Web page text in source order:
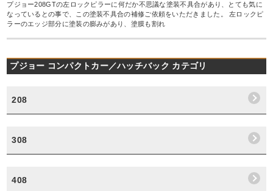
プジョー208GTの左ロックピラーに何だか不思議な塗装不具合があり、とても気に
なっているとの事で、この塗装不具合の補修ご依頼をいただきました。 左ロックピ
ラーのエッジ部分に塗装の膨みがあり、塗膜も割れ
プジョー コンパクトカー／ハッチバック カテゴリ
208
308
408